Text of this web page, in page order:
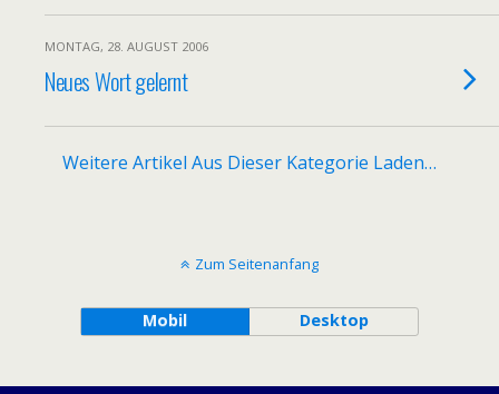
MONTAG, 28. AUGUST 2006
Neues Wort gelernt
Weitere Artikel Aus Dieser Kategorie Laden…
Zum Seitenanfang
Mobil Desktop